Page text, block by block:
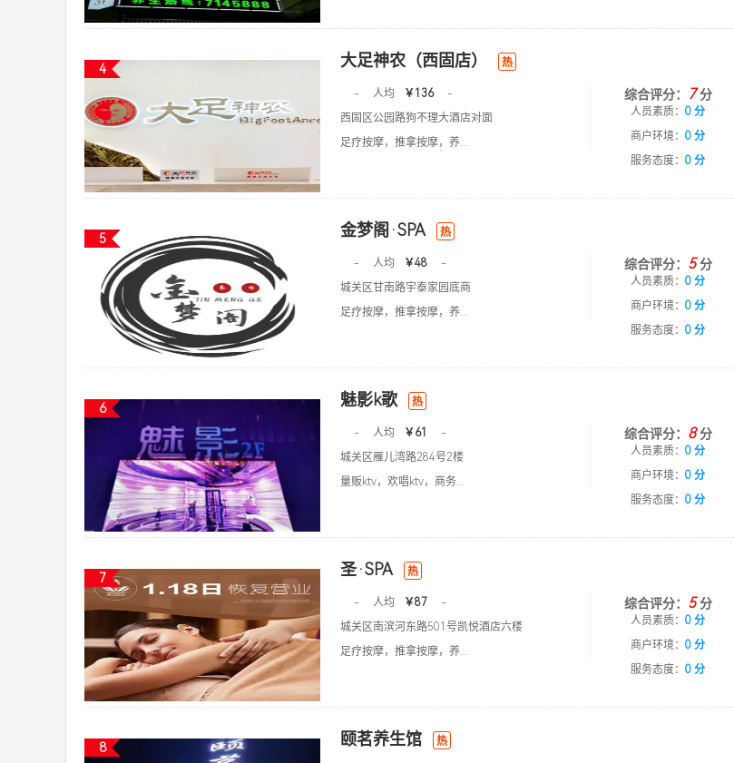
4 大足神农（西固店） 热
- 人均 ￥136
-
西固区公园路狗不理大酒店对面
足疗按摩，推拿按摩，养...
综合评分： 7分
人员素质： 0 分
商户环境： 0 分
服务态度： 0 分
5 金梦阁·SPA 热
- 人均 ￥48
-
城关区甘南路宇泰家园底商
足疗按摩，推拿按摩，养...
综合评分： 5分
人员素质： 0 分
商户环境： 0 分
服务态度： 0 分
6 魅影k歌 热
- 人均 ￥61
-
城关区雁儿湾路284号2楼
量贩ktv，欢唱ktv，商务...
综合评分： 8分
人员素质： 0 分
商户环境： 0 分
服务态度： 0 分
7 圣·SPA 热
- 人均 ￥87
-
城关区南滨河东路501号凯悦酒店六楼
足疗按摩，推拿按摩，养...
综合评分： 5分
人员素质： 0 分
商户环境： 0 分
服务态度： 0 分
8 颐茗养生馆 热